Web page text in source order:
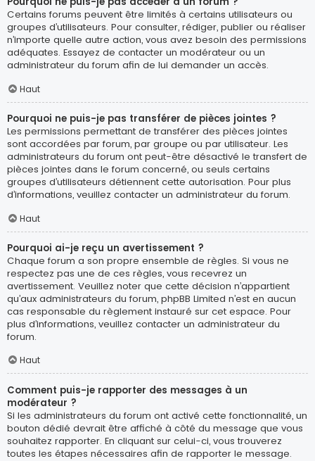
Certains forums peuvent être limités à certains utilisateurs ou
groupes d’utilisateurs. Pour consulter, rédiger, publier ou réaliser
n’importe quelle autre action, vous avez besoin des permissions
adéquates. Essayez de contacter un modérateur ou un
administrateur du forum afin de lui demander un accès.
Haut
Pourquoi ne puis-je pas transférer de pièces jointes ?
Les permissions permettant de transférer des pièces jointes
sont accordées par forum, par groupe ou par utilisateur. Les
administrateurs du forum ont peut-être désactivé le transfert de
pièces jointes dans le forum concerné, ou seuls certains
groupes d’utilisateurs détiennent cette autorisation. Pour plus
d’informations, veuillez contacter un administrateur du forum.
Haut
Pourquoi ai-je reçu un avertissement ?
Chaque forum a son propre ensemble de règles. Si vous ne
respectez pas une de ces règles, vous recevrez un
avertissement. Veuillez noter que cette décision n’appartient
qu’aux administrateurs du forum, phpBB Limited n’est en aucun
cas responsable du règlement instauré sur cet espace. Pour
plus d’informations, veuillez contacter un administrateur du
forum.
Haut
Comment puis-je rapporter des messages à un
modérateur ?
Si les administrateurs du forum ont activé cette fonctionnalité, un
bouton dédié devrait être affiché à côté du message que vous
souhaitez rapporter. En cliquant sur celui-ci, vous trouverez
toutes les étapes nécessaires afin de rapporter le message.